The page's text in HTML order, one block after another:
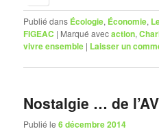
Publié dans Écologie, Économie,
FIGEAC | Marqué avecaction,
vivre ensemble | Laisser un
Nostalgie … de
Publié le6 décembre 2014